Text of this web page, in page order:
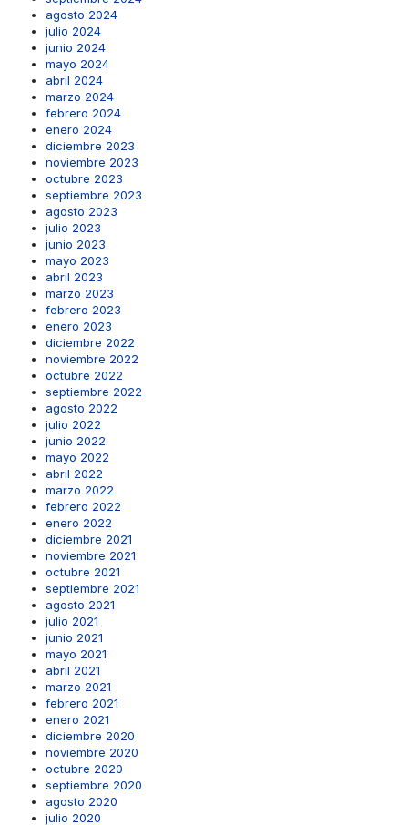
agosto 2024
julio 2024
junio 2024
mayo 2024
abril 2024
marzo 2024
febrero 2024
enero 2024
diciembre 2023
noviembre 2023
octubre 2023
septiembre 2023
agosto 2023
julio 2023
junio 2023
mayo 2023
abril 2023
marzo 2023
febrero 2023
enero 2023
diciembre 2022
noviembre 2022
octubre 2022
septiembre 2022
agosto 2022
julio 2022
junio 2022
mayo 2022
abril 2022
marzo 2022
febrero 2022
enero 2022
diciembre 2021
noviembre 2021
octubre 2021
septiembre 2021
agosto 2021
julio 2021
junio 2021
mayo 2021
abril 2021
marzo 2021
febrero 2021
enero 2021
diciembre 2020
noviembre 2020
octubre 2020
septiembre 2020
agosto 2020
julio 2020